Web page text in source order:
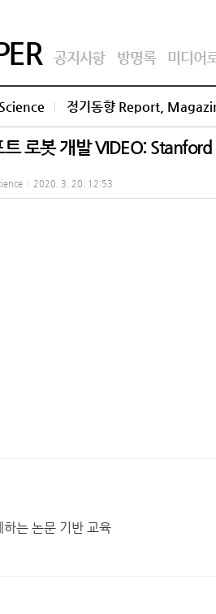
공지사항 방명록 미디어
정기동향 Report,
로봇 개발 VIDEO:
2020. 3. 20. 12:53
는 논문 기반 교육